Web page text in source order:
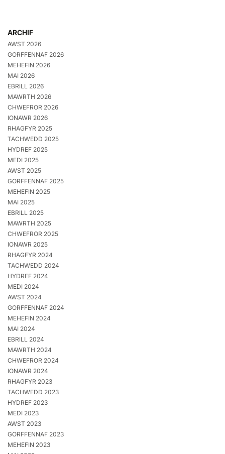
ARCHIF
AWST 2026
GORFFENNAF 2026
MEHEFIN 2026
MAI 2026
EBRILL 2026
MAWRTH 2026
CHWEFROR 2026
IONAWR 2026
RHAGFYR 2025
TACHWEDD 2025
HYDREF 2025
MEDI 2025
AWST 2025
GORFFENNAF 2025
MEHEFIN 2025
MAI 2025
EBRILL 2025
MAWRTH 2025
CHWEFROR 2025
IONAWR 2025
RHAGFYR 2024
TACHWEDD 2024
HYDREF 2024
MEDI 2024
AWST 2024
GORFFENNAF 2024
MEHEFIN 2024
MAI 2024
EBRILL 2024
MAWRTH 2024
CHWEFROR 2024
IONAWR 2024
RHAGFYR 2023
TACHWEDD 2023
HYDREF 2023
MEDI 2023
AWST 2023
GORFFENNAF 2023
MEHEFIN 2023